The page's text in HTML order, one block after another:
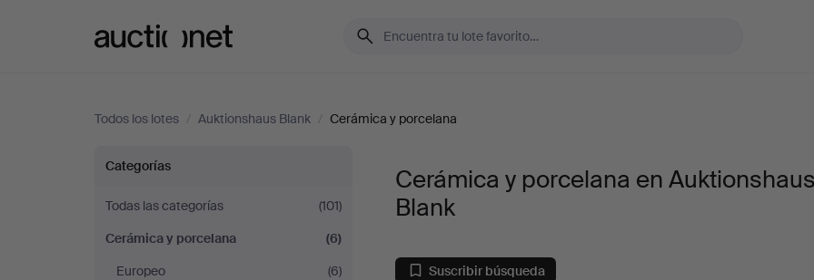
Todos los lotes / Auktionshaus Blank / Cerámica y porcelana
Cerámica
y
porcelana
Categorías
Todas las categorías
(101)
Cerámica y porcelana
(6)
Europeo
(6)
Cerámica y porcelana en Auktionshaus
Blank
Suscribir búsqueda